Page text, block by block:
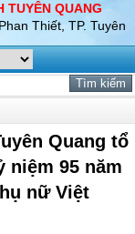
TUYÊN QUANG
Thiết, TP. Tuyên
Quang tổ
niệm 95 năm
nữ Việt